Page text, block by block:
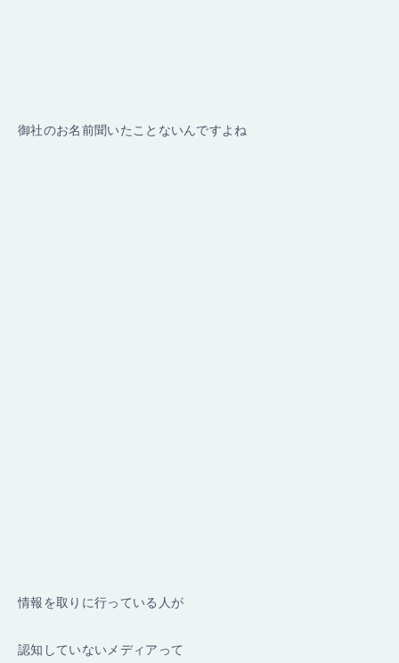
御社のお名前聞いたことないんですよね
情報を取りに行っている人が
認知していないメディアって